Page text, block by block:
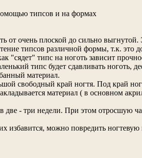
типсов и на формах
очень плоской до сильно
типсов различной формы, т.к. это
"сядет" типс на ноготь зависит
типс будет сдавливать ноготь,
материал.
свободный край ногтя. Под край
материал ( в основном
- три недели. При этом отросшую
избавится, можно повредить